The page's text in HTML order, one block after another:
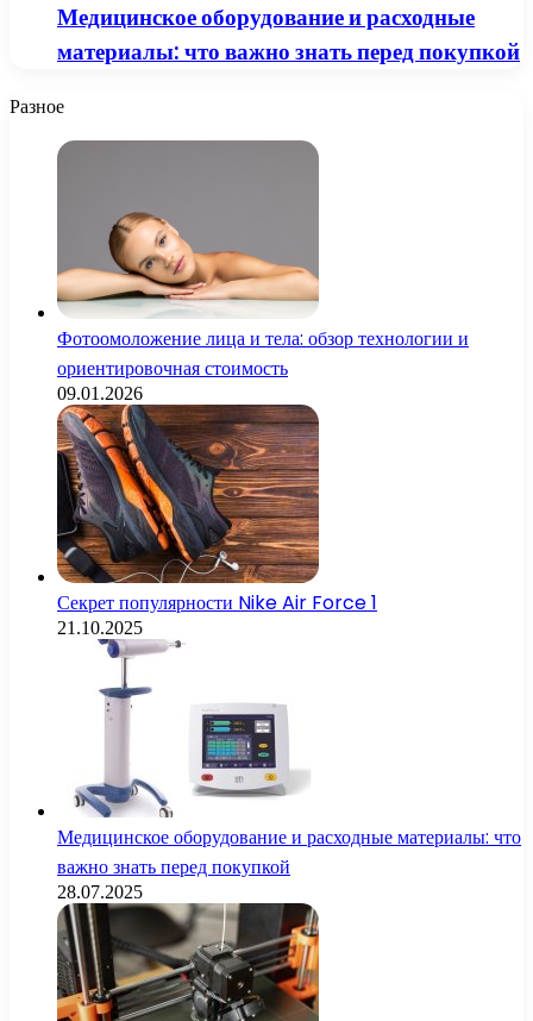
Медицинское оборудование и расходные
материалы: что важно знать перед покупкой
Разное
Фотоомоложение лица и тела: обзор технологии и
ориентировочная стоимость
09.01.2026
Секрет популярности Nike Air Force 1
21.10.2025
Медицинское оборудование и расходные материалы: что
важно знать перед покупкой
28.07.2025